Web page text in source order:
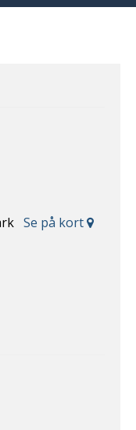
Se på kort